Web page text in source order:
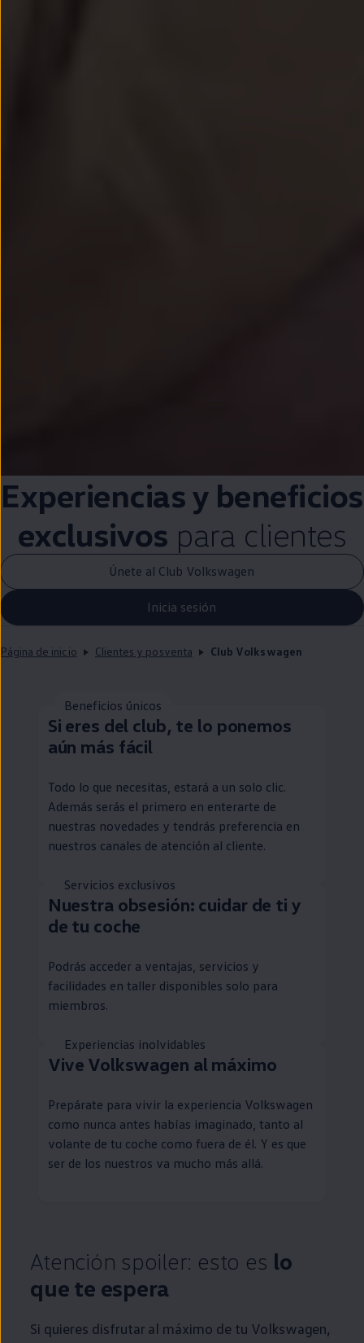
Experiencias y beneficios
exclusivos para clientes
Únete al Club Volkswagen
Inicia sesión
Página de inicio Clientes y posventa Club Volkswagen
Beneficios únicos
Si eres del club, te lo ponemos
aún más fácil
Todo lo que necesitas, estará a un solo clic.
Además serás el primero en enterarte de
nuestras novedades y tendrás preferencia en
nuestros canales de atención al cliente.
Servicios exclusivos
Nuestra obsesión: cuidar de ti y
de tu coche
Podrás acceder a ventajas, servicios y
facilidades en taller disponibles solo para
miembros.
Experiencias inolvidables
Vive Volkswagen al máximo
Prepárate para vivir la experiencia Volkswagen
como nunca antes habías imaginado, tanto al
volante de tu coche como fuera de él. Y es que
ser de los nuestros va mucho más allá.
Atención spoiler: esto es lo
que te espera
Si quieres disfrutar al máximo de tu Volkswagen,